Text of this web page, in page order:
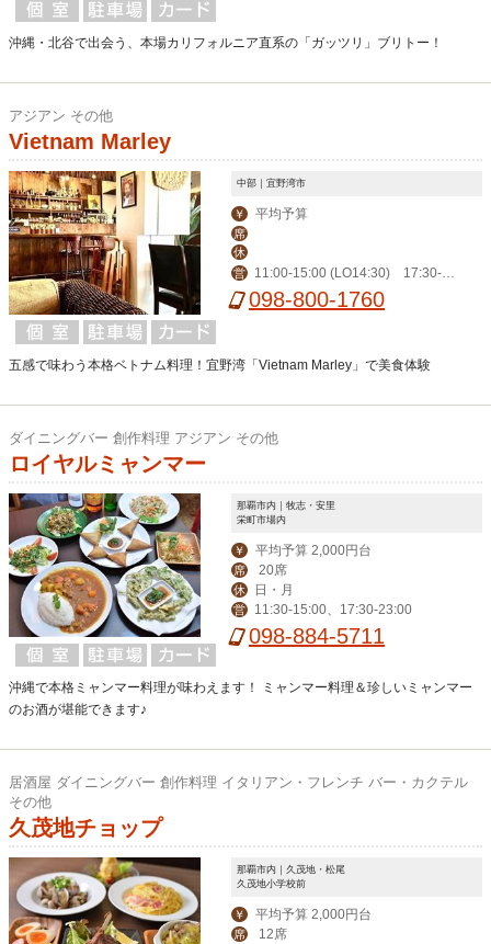
沖縄・北谷で出会う、本場カリフォルニア直系の「ガッツリ」ブリトー！
アジアン その他
Vietnam Marley
中部｜宜野湾市
￥ 平均予算
席
休
営
11:00-15:00 (LO14:30) 17:30-2
0:00 (LO19:30)
098-800-1760
五感で味わう本格ベトナム料理！宜野湾「Vietnam Marley」で美食体験
ダイニングバー 創作料理 アジアン その他
ロイヤルミャンマー
那覇市内｜牧志・安里
栄町市場内
￥ 平均予算 2,000円台
席 20席
休 日・月
営 11:30-15:00、17:30-23:00
098-884-5711
沖縄で本格ミャンマー料理が味わえます！ ミャンマー料理＆珍しいミャンマー
のお酒が堪能できます♪
居酒屋 ダイニングバー 創作料理 イタリアン・フレンチ バー・カクテル
その他
久茂地チョップ
那覇市内｜久茂地・松尾
久茂地小学校前
￥ 平均予算 2,000円台
席 12席